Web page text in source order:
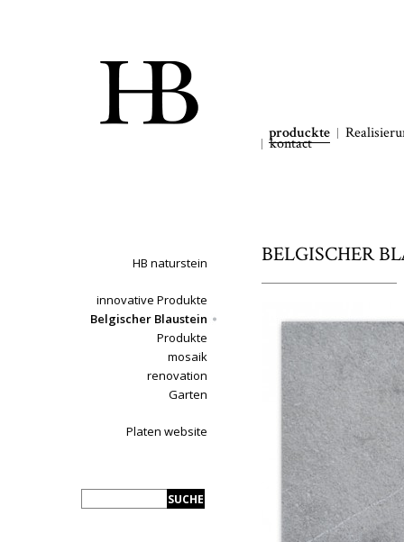
produckte
kontact
HB naturstein
innovative Produkte
Belgischer Blaustein
Produkte
mosaik
renovation
Garten
Platen website
BELGISCHER